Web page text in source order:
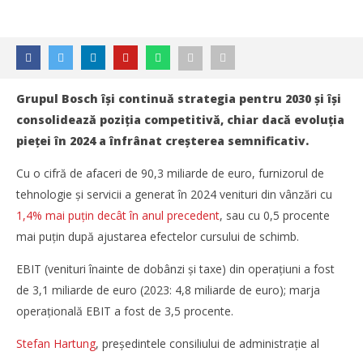
Grupul Bosch își continuă strategia pentru 2030 și își
consolidează poziția competitivă, chiar dacă evoluția
pieței în 2024 a înfrânat creșterea semnificativ.
Cu o cifră de afaceri de 90,3 miliarde de euro, furnizorul de
tehnologie și servicii a generat în 2024 venituri din vânzări cu
1,4% mai puțin decât în anul precedent, sau cu 0,5 procente
mai puțin după ajustarea efectelor cursului de schimb.
EBIT (venituri înainte de dobânzi și taxe) din operațiuni a fost
de 3,1 miliarde de euro (2023: 4,8 miliarde de euro); marja
operațională EBIT a fost de 3,5 procente.
Stefan Hartung, președintele consiliului de administrație al